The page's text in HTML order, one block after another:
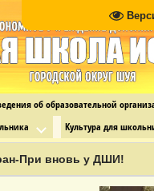
об образовательной
Культура для
При вновь у ДШИ!